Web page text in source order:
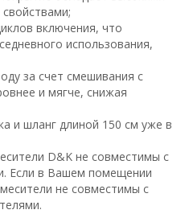
включения, что
использования,
за счет смешивания с
и мягче, снижая
и шланг длиной 150 см уже в
D&K не совместимы с
Если в Вашем помещении
не совместимы с